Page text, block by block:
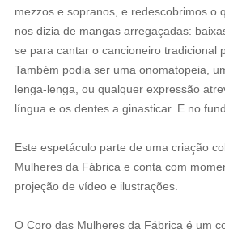
mezzos e sopranos, e redescobrimos o
nos dizia de mangas arregaçadas:
se para cantar o cancioneiro tradicional
Também podia ser uma onomatopeia,
lenga-lenga, ou qualquer expressão
língua e os dentes a ginasticar. E no
Este espetáculo parte de uma criação
Mulheres da Fábrica e conta com
projeção de vídeo e ilustrações.
‍‍O Coro das Mulheres da Fábrica é um